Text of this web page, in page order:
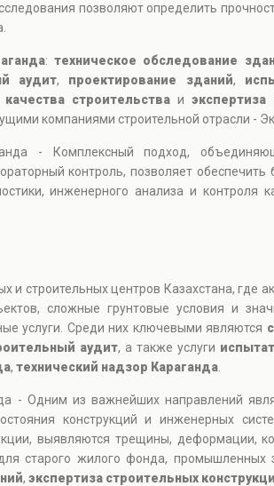
позволяют определить
:техническое обследование
аудит, проектирование зданий,
качества строительства и
компаниями строительной отрасли -
- Комплексный подход,
контроль, позволяет обеспечить
инженерного анализа и контроля
и строительных центров Казахстана,
сложные грунтовые условия и
услуги. Среди них ключевыми являются
аудит, а также услуги
, технический надзор Караганда
- Одним из важнейших направлений
конструкций и инженерных
выявляются трещины, деформации,
старого жилого фонда,
, экспертиза строительных